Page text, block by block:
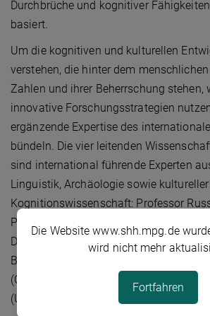
Durchbrüche und kognitiver
basiert.
Um die kognitiven und kulturellen
verstehen, die hinter dem
Zahlen und ihrer Beherrschung stehen,
innovative Forschungsstrategien
ergänzende Expertise des
bündeln. Die vier leitenden
sind international führende Experten
Linguistik, Archäologie sowie
Kognitionswissenschaft: Professor
Planck-Institut für Evolutionäre
Deutschland), Professor Andrea Bender
Bergen, Bergen, Norwegen), Professor
(CNRS, Bordeaux, Frankreich) und
(Universität von Kalifornien, San Diego,
Die Website www.shh.mpg.de
wird nicht mehr
Fortfahren